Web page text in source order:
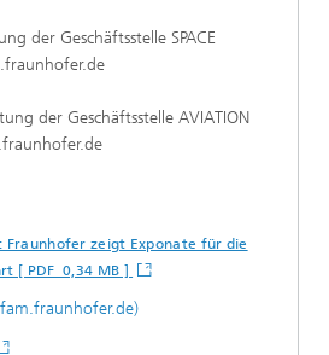
der Geschäftsstelle SPACE
der Geschäftsstelle AVIATION
Fraunhofer zeigt Exponate für die
[ PDF 0,34 MB ]